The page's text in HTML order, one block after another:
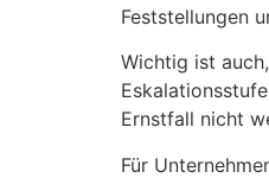
Feststellungen
Wichtig ist
Ernstfall nicht
Für